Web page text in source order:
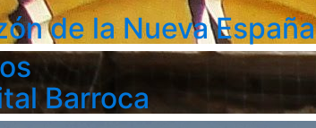
de la Nueva España
Barroca